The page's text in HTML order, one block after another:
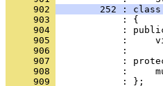
     902
252 :
     903
     904
     905
     906
     907
     908
:
     909